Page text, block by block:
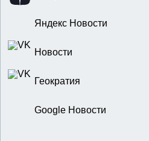
Яндекс Новости
Новости
Геократия
Google Новости